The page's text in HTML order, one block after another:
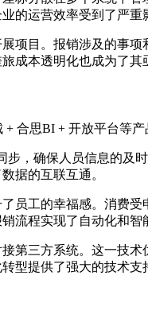
的运营效率受到了严重
项目。报销涉及的事
成本透明化也成为了其
+ 合思BI + 开放平台等产
步，确保人员信息的及
据的互联互通。
工的幸福感。消费
流程实现了自动化和智
第三方系统。这一技
提供了强大的技术